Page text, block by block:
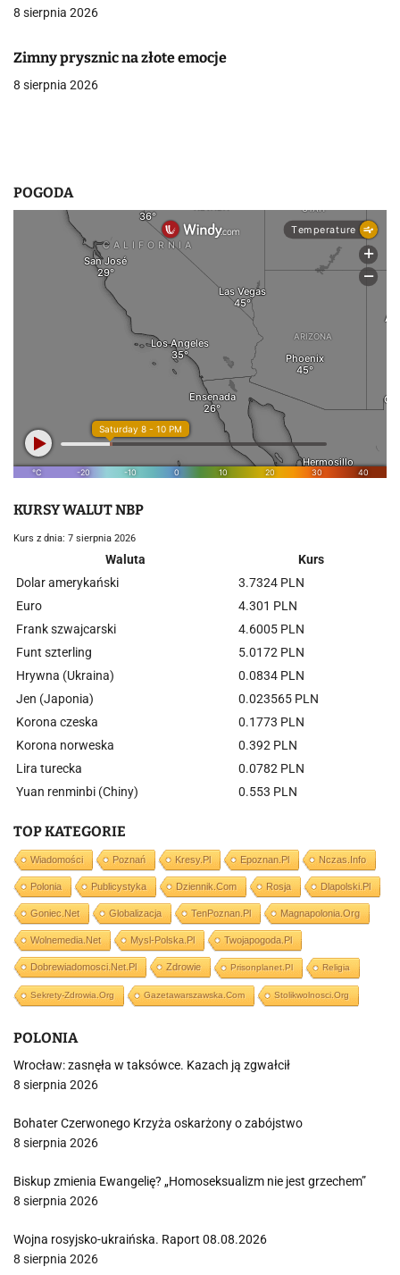
i
s
u
8 sierpnia 2026
Zimny prysznic na złote emocje
8 sierpnia 2026
POGODA
KURSY WALUT NBP
Kurs z dnia: 7 sierpnia 2026
Waluta
Kurs
Dolar amerykański
3.7324 PLN
Euro
4.301 PLN
Frank szwajcarski
4.6005 PLN
Funt szterling
5.0172 PLN
Hrywna (Ukraina)
0.0834 PLN
Jen (Japonia)
0.023565 PLN
Korona czeska
0.1773 PLN
Korona norweska
0.392 PLN
Lira turecka
0.0782 PLN
Yuan renminbi (Chiny)
0.553 PLN
TOP KATEGORIE
Wiadomości Poznań Kresy.pl Epoznan.pl Nczas.info
Polonia Publicystyka Dziennik.com Rosja Dlapolski.pl
Goniec.net Globalizacja TenPoznan.pl Magnapolonia.org
Wolnemedia.net Mysl-Polska.pl Twojapogoda.pl
Dobrewiadomosci.net.pl Zdrowie Prisonplanet.pl Religia
Sekrety-Zdrowia.org Gazetawarszawska.com Stolikwolnosci.org
POLONIA
Wrocław: zasnęła w taksówce. Kazach ją zgwałcił
8 sierpnia 2026
Bohater Czerwonego Krzyża oskarżony o zabójstwo
8 sierpnia 2026
Biskup zmienia Ewangelię? „Homoseksualizm nie jest grzechem”
8 sierpnia 2026
Wojna rosyjsko-ukraińska. Raport 08.08.2026
8 sierpnia 2026